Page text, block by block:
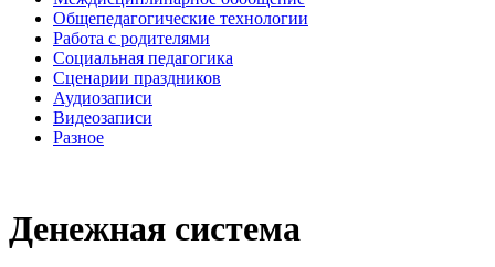
Общепедагогические технологии
Работа с родителями
Социальная педагогика
Сценарии праздников
Аудиозаписи
Видеозаписи
Разное
Денежная система